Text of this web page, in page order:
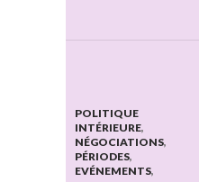
POLITIQUE
INTÉRIEURE,
NÉGOCIATIONS,
PÉRIODES,
EVÉNEMENTS,